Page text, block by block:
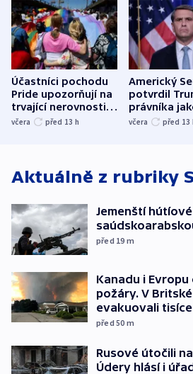
Účastníci pochodu
Pride upozorňují na
trvající nerovnosti i
společenskou
včera před 13 h
Americký
potvrdil
právníka
ministra
včera před 13
Aktuálně z rubriky
Jemenští
před 19 m
Kanadu i Evropu
požáry. V
evakuovali
před 50 m
Rusové útočili
Údery hlásí i